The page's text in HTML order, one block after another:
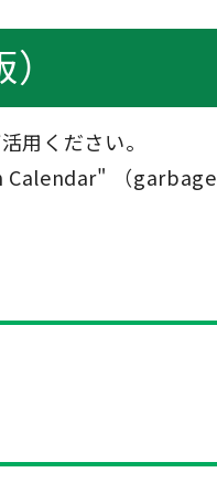
用ください。
（garbage